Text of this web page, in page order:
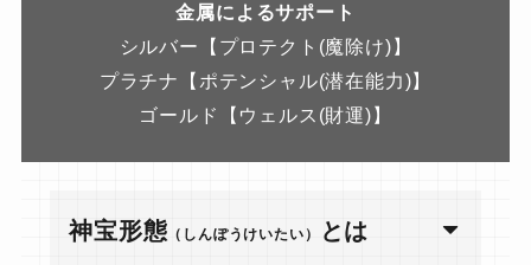
金属によるサポート
シルバー【プロテクト(魔除け)】
プラチナ【ポテンシャル(潜在能力)】
ゴールド【ウェルス(財運)】
神宝形態 （しんぽうけいたい） とは